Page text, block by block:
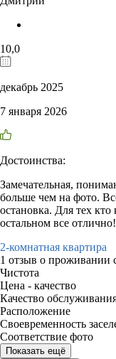
10,0
декабрь 2025
7 января 2026
Достоинства:
Замечательная,
больше чем на фото.
остановка. Для тех кто
остальном все отлично!
2-комнатная квартира
1 отзыв о проживании
Чистота
Цена - качество
Качество
Расположение
Своевременность
Соответствие фото
Показать ещё